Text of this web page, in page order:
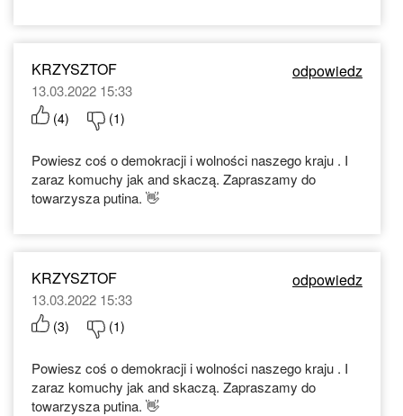
KRZYSZTOF odpowiedz
13.03.2022 15:33
(4) (1)
Powiesz coś o demokracji i wolności naszego kraju . I
zaraz komuchy jak and skaczą. Zapraszamy do
towarzysza putina. 👋
KRZYSZTOF odpowiedz
13.03.2022 15:33
(3) (1)
Powiesz coś o demokracji i wolności naszego kraju . I
zaraz komuchy jak and skaczą. Zapraszamy do
towarzysza putina. 👋